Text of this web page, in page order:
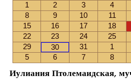
1
2 3 4
8
9 10 11
15
16 17 18
22
23 24 25
29
30 31 1
5
6 7 8
Иулиания Птолемаидская,